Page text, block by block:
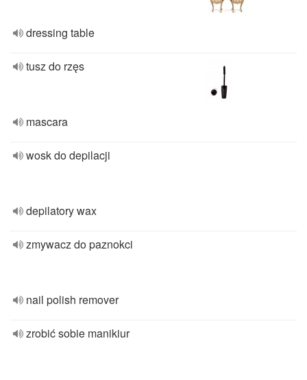
dressing table
tusz do rzęs
mascara
wosk do depilacji
depilatory wax
zmywacz do paznokci
nail polish remover
zrobić sobie manikiur